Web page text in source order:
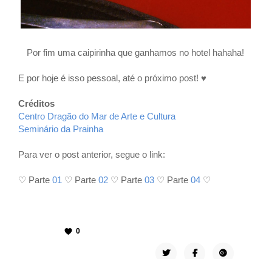
Por fim uma caipirinha que ganhamos no hotel hahaha!
E por hoje é isso pessoal, até o próximo post! ♥
Créditos
Centro Dragão do Mar de Arte e Cultura
Seminário da Prainha
Para ver o post anterior, segue o link:
♡ Parte01 ♡ Parte02 ♡ Parte03 ♡ Parte04 ♡
0